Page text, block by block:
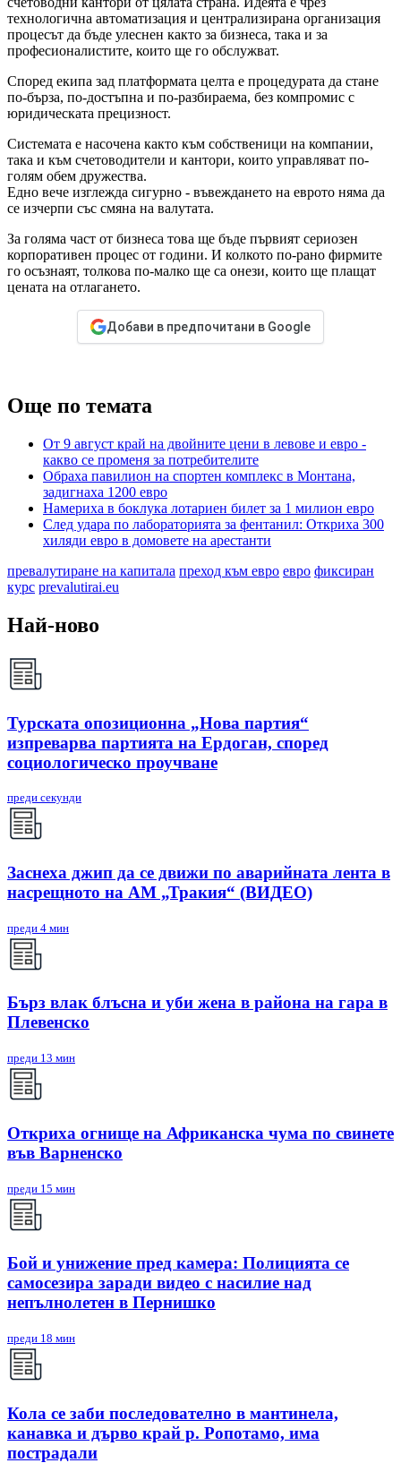
технологична автоматизация и централизирана организация
процесът да бъде улеснен както за бизнеса, така и за
професионалистите, които ще го обслужват.
Според екипа зад платформата целта е процедурата да стане
по-бърза, по-достъпна и по-разбираема, без компромис с
юридическата прецизност.
Системата е насочена както към собственици на компании,
така и към счетоводители и кантори, които управляват по-
голям обем дружества.
Едно вече изглежда сигурно - въвеждането на еврото няма да
се изчерпи със смяна на валутата.
За голяма част от бизнеса това ще бъде първият сериозен
корпоративен процес от години. И колкото по-рано фирмите
го осъзнаят, толкова по-малко ще са онези, които ще плащат
цената на отлагането.
Добави в предпочитани в Google
Още по темата
От 9 август край на двойните цени в левове и евро -
какво се променя за потребителите
Обраха павилион на спортен комплекс в Монтана,
задигнаха 1200 евро
Намериха в боклука лотариен билет за 1 милион евро
След удара по лабораторията за фентанил: Откриха 300
хиляди евро в домовете на арестанти
превалутиране на капитала преход към евро евро фиксиран
курс prevalutirai.eu
Най-ново
Турската опозиционна „Нова партия“
изпреварва партията на Ердоган, според
социологическо проучване
преди секунди
Заснеха джип да се движи по аварийната лента в
насрещното на АМ „Тракия“ (ВИДЕО)
преди 4 мин
Бърз влак блъсна и уби жена в района на гара в
Плевенско
преди 13 мин
Откриха огнище на Африканска чума по свинете
във Варненско
преди 15 мин
Бой и унижение пред камера: Полицията се
самосезира заради видео с насилие над
непълнолетен в Пернишко
преди 18 мин
Кола се заби последователно в мантинела,
канавка и дърво край р. Ропотамо, има
пострадали